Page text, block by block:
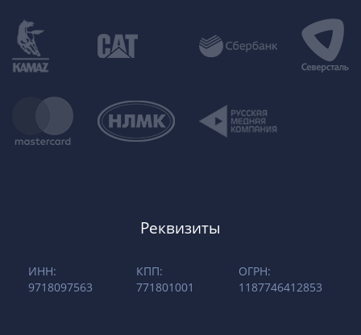
Реквизиты
ИНН:
9718097563
КПП:
771801001
ОГРН:
1187746412853